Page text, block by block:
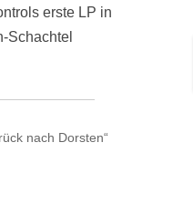
erste LP in
Schachtel
nach Dorsten“